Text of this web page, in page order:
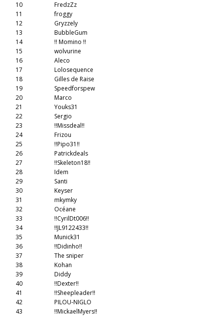
10
FredzZz
11
froggy
12
Gryzzely
13
BubbleGum
14
!! Momino !!
15
wolvurine
16
Aleco
17
Lolosequence
18
Gilles de Raise
19
Speedforspew
20
Marco
21
Youks31
22
Sergio
23
!!Missdeal!!
24
Frizou
25
!!Pipo31!!
26
Patrickdeals
27
!!Skeleton18!!
28
Idem
29
Santi
30
Keyser
31
mkymky
32
Océane
33
!!CyrilDt006!!
34
!!JL9122433!!
35
Munick31
36
!!Didinho!!
37
The sniper
38
Kohan
39
Diddy
40
!!Dexter!!
41
!!Sheepleader!!
42
PILOU-NIGLO
43
!!MickaelMyers!!